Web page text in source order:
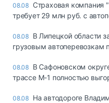
08.08 Страховая компания
требует 29 млн руб. с
08.08 В Липецкой области
грузовым автоперевозкам
08.08 В Сафоновском
трассе М-1 полностью
08.08 На автодороге